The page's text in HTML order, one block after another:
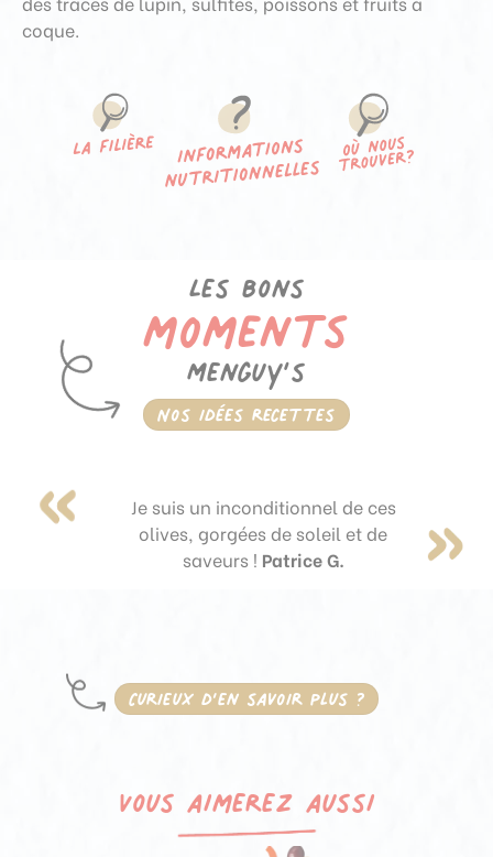
coque.
Les bons
moments
Menguy’s
Nos idées recettes
Je suis un inconditionnel de ces
olives, gorgées de soleil et de
saveurs ! Patrice G.
Curieux d’en savoir plus ?
Vous aimerez aussi